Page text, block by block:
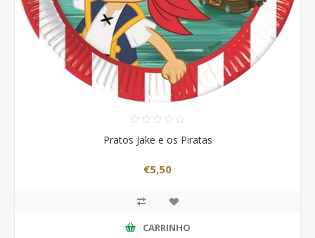
Pratos Jake e os Piratas
€5,50
CARRINHO